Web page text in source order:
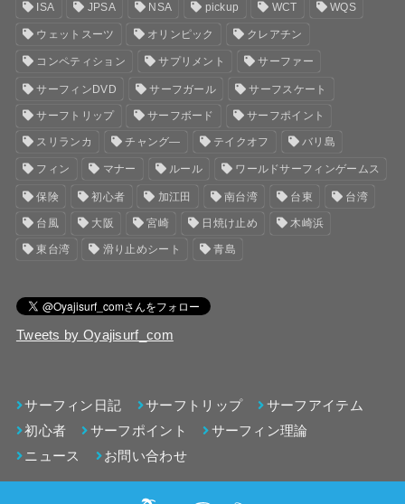
ISA JPSA NSA pickup WCT WQS
ウェットスーツ オリンピック クレアチン
コンペティション サプリメント サーファー
サーフィンDVD サーフガール サーフスケート
サーフトリップ サーフボード サーフポイント
スリランカ チャング― テイクオフ バリ島
フィン マナー ルール ワールドサーフィンゲームス
保険 初心者 加江田 南台湾 台東 台湾
台風 大阪 宮崎 日焼け止め 木崎浜
東台湾 滑り止めシート 青島
Tweets by Oyajisurf_com
サーフィン日記 サーフトリップ
サーフアイテム
初心者
サーフポイント
サーフィン理論
ニュース
お問い合わせ